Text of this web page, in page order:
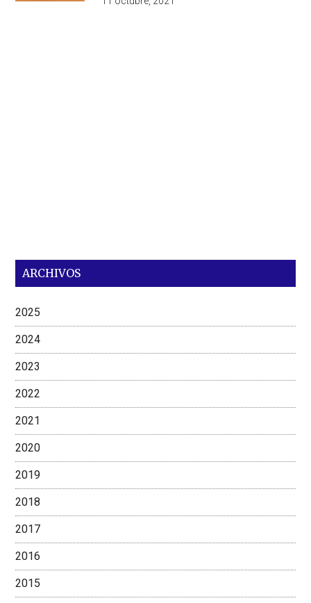
ARCHIVOS
2025
2024
2023
2022
2021
2020
2019
2018
2017
2016
2015